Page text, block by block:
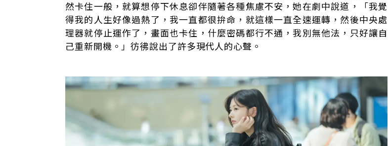
然卡住一般，就算想停下休息卻伴隨著各種焦慮不安，她在劇中說道，「我覺
得我的人生好像過熱了，我一直都很拚命，就這樣一直全速運轉，然後中央處
理器就停止運作了，畫面也卡住，什麼密碼都行不通，我別無他法，只好讓自
己重新開機。」彷彿說出了許多現代人的心聲。